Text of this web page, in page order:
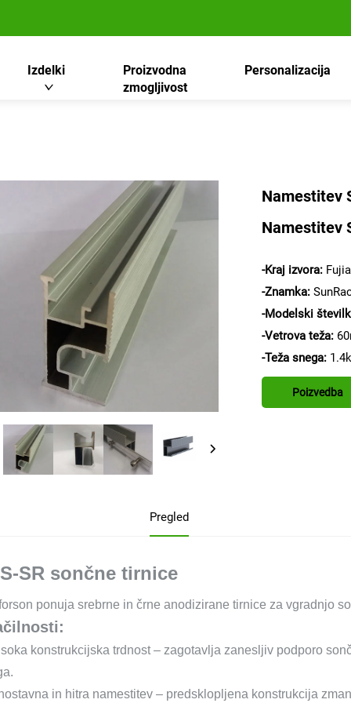
Izdelki
Proizvodna
zmogljivost
Personalizacija
Namestitev
Namestitev
-Kraj izvora:
-Znamka:
-Modelski
-Vetrova teža:
-Teža snega:
Poizvedba
Pregled
SR sončne tirnice
ponuja srebrne in črne anodizirane tirnice za vgradnjo
konstrukcijska trdnost – zagotavlja zanesljiv podporo
in hitra namestitev – predsklopljena konstrukcija